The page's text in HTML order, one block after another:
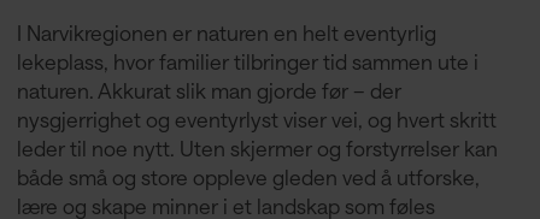
I Narvikregionen er naturen en helt eventyrlig
lekeplass, hvor familier tilbringer tid sammen ute i
naturen. Akkurat slik man gjorde før – der
nysgjerrighet og eventyrlyst viser vei, og hvert skritt
leder til noe nytt. Uten skjermer og forstyrrelser kan
både små og store oppleve gleden ved å utforske,
lære og skape minner i et landskap som føles